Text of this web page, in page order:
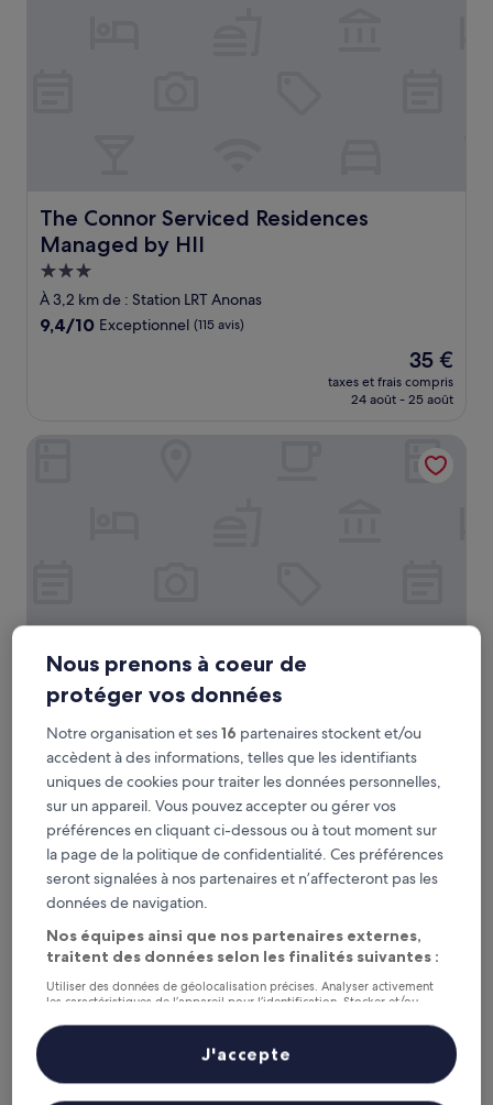
The Connor Serviced Residences
Managed by HII
The Connor Serviced Residences Managed by HII
Hébergement
3.0 étoiles
À 3,2 km de : Station LRT Anonas
9.4
9,4/10 Exceptionnel (115 avis)
Le
nouveau
prix
de
35 €
35 €
taxes et frais compris
24 août - 25 août
Red Planet Cubao Aurora Boulevard
Red Planet Cubao Aurora Boulevard
Hébergement
3.0 étoiles
E. Rodriguez, à 1,1 km de : Station LRT Anonas
9.0
sur
10,
Merveilleux,
(346 avis)
9,0/10 Merveilleux (346 avis)
nouveau
prix
est
25 €
taxes et frais compris
16 août - 17 août
Glory Hotel Cubao
Nous prenons à coeur de
protéger vos données
Notre organisation et ses16 partenaires stockent et/ou
accèdent à des informations, telles que les identifiants
uniques de cookies pour traiter les données personnelles,
sur un appareil. Vous pouvez accepter ou gérer vos
préférences en cliquant ci-dessous ou à tout moment sur
la page de la politique de confidentialité. Ces préférences
seront signalées à nos partenaires et n’affecteront pas les
données de navigation.
Nos équipes ainsi que nos partenaires externes,
traitent des données selon les finalités suivantes :
Utiliser des données de géolocalisation précises. Analyser activement
les caractéristiques de l’appareil pour l’identification. Stocker et/ou
personnalisés, mesure de performance des publicités et du contenu,
études d’audience et développement de services.
Liste de nos partenaires (fournisseurs)
J'accepte